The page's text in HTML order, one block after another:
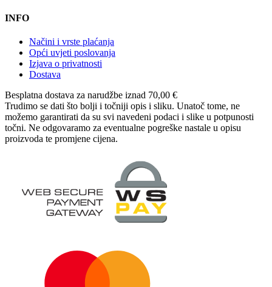
INFO
Načini i vrste plaćanja
Opći uvjeti poslovanja
Izjava o privatnosti
Dostava
Besplatna dostava za narudžbe iznad 70,00 €
Trudimo se dati što bolji i točniji opis i sliku. Unatoč tome, ne
možemo garantirati da su svi navedeni podaci i slike u potpunosti
točni. Ne odgovaramo za eventualne pogreške nastale u opisu
proizvoda te promjene cijena.